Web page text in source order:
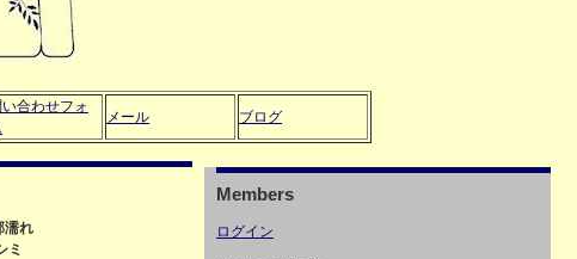
合わせフォ
メール ブログ
れ
ミ
Members
ログイン